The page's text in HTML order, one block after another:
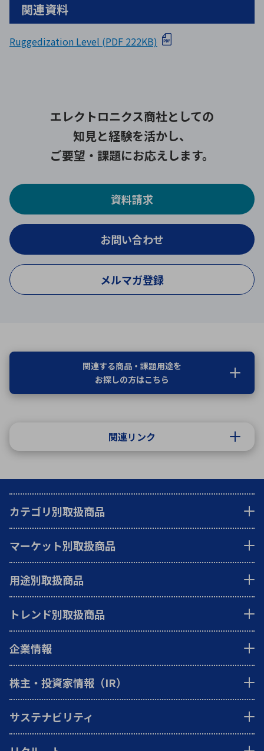
関連資料
Ruggedization Level (PDF 222KB)
エレクトロニクス商社としての
知見と経験を活かし、
ご要望・課題にお応えします。
資料請求
お問い合わせ
メルマガ登録
関連する商品・課題用途を
お探しの方はこちら
関連リンク
カテゴリ別取扱商品
マーケット別取扱商品
用途別取扱商品
トレンド別取扱商品
企業情報
株主・投資家情報（IR）
サステナビリティ